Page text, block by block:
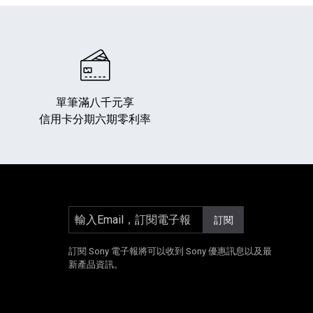
單筆滿八千元享
信用卡分期六期零利率
Instagram[另開新視窗]
輸入Email，訂閱電子報 訂閱
訂閱 Sony 電子報將可以收到 Sony 優惠訊息以及最
新產品資訊。